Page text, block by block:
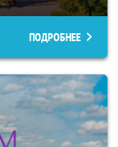
ПОДРОБНЕЕ